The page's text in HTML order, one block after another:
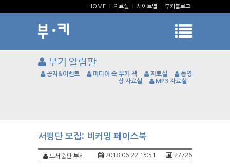
HOME 자료실 사이트맵 부키블로그
부키 알림판
공지&이벤트 미디어 속 부키 책 자료실
동영
상 자료실
MP3 자료실
서평단 모집: 비커밍 페이스북
도서출판 부키 27726
2018-06-22 13:51